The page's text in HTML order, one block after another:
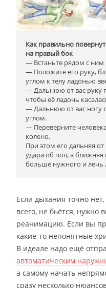
Как правильно
на правый бок
— Встаньте рядом с ним
— Положите его руку,
углом к телу ладонью
— Дальнюю от вас руку
чтобы её ладонь
— Дальнюю от вас ногу
углом.
— Переверните
колено.
При этом его дальняя
удара об пол, а ближняя
больше нужного и лечь
Если дыхания точно
всего, не бьётся, нужно
реанимацию. Если вы
какие-то непонятные
В идеале надо ещё
автоматическим
а самому начать
сразу несколько